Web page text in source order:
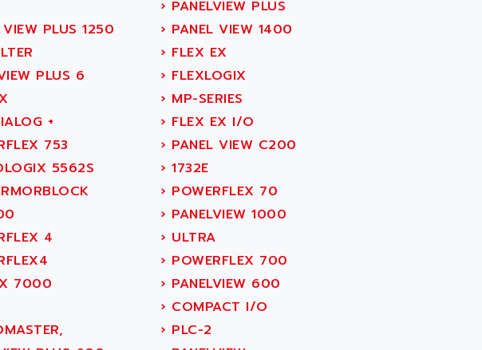
› PANELVIEW PLUS
VIEW PLUS 1250 › PANEL VIEW 1400
› FLEX EX
PLUS 6 › FLEXLOGIX
› MP-SERIES
+ › FLEX EX I/O
753 › PANEL VIEW C200
5562S › 1732E
› POWERFLEX 70
› PANELVIEW 1000
4 › ULTRA
› POWERFLEX 700
7000 › PANELVIEW 600
› COMPACT I/O
› PLC-2